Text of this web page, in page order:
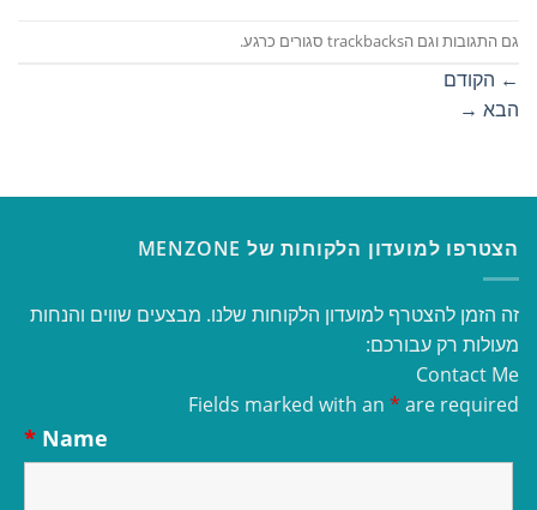
גם התגובות וגם הtrackbacks סגורים כרגע.
← הקודם
הבא →
הצטרפו למועדון הלקוחות של MENZONE
זה הזמן להצטרף למועדון הלקוחות שלנו. מבצעים שווים והנחות
מעולות רק עבורכם:
Contact Me
Fields marked with an * are required
Name
*